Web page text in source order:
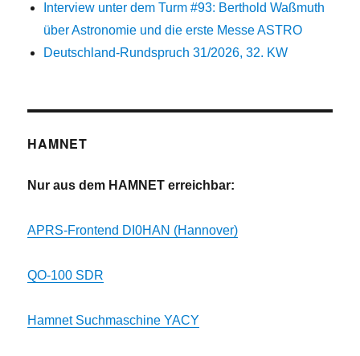
Interview unter dem Turm #93: Berthold Waßmuth
über Astronomie und die erste Messe ASTRO
Deutschland-Rundspruch 31/2026, 32. KW
HAMNET
Nur aus dem HAMNET erreichbar:
APRS-Frontend DI0HAN (Hannover)
QO-100 SDR
Hamnet Suchmaschine YACY